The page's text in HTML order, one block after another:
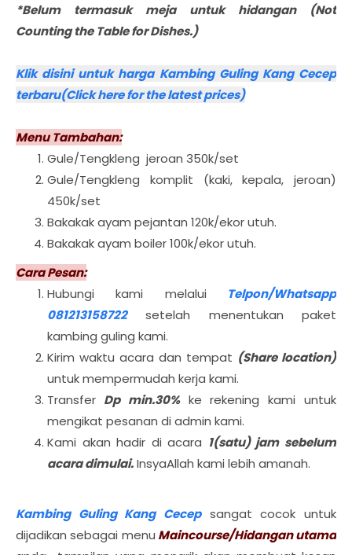
*Belum termasuk meja untuk hidangan (Not
Counting the Table for Dishes.)
Klik disini untuk harga Kambing Guling Kang Cecep
terbaru(Click here for the latest prices)
Menu Tambahan:
Gule/Tengkleng jeroan 350k/set
Gule/Tengkleng komplit (kaki, kepala, jeroan)
450k/set
Bakakak ayam pejantan 120k/ekor utuh.
Bakakak ayam boiler 100k/ekor utuh.
Cara Pesan:
Hubungi kami melalui Telpon/Whatsapp
081213158722setelah menentukan paket
kambing guling kami.
Kirim waktu acara dan tempat (Share location)
untuk mempermudah kerja kami.
Transfer Dp min.30%ke rekening kami untuk
mengikat pesanan di admin kami.
Kami akan hadir di acara 1(satu) jam sebelum
acara dimulai.InsyaAllah kami lebih amanah.
Kambing Guling Kang Cecepsangat cocok untuk
dijadikan sebagai menu Maincourse/Hidangan utama